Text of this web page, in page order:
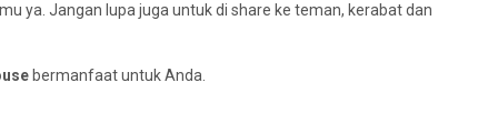
ya. Jangan lupa juga untuk di share ke teman, kerabat dan
bermanfaat untuk Anda.